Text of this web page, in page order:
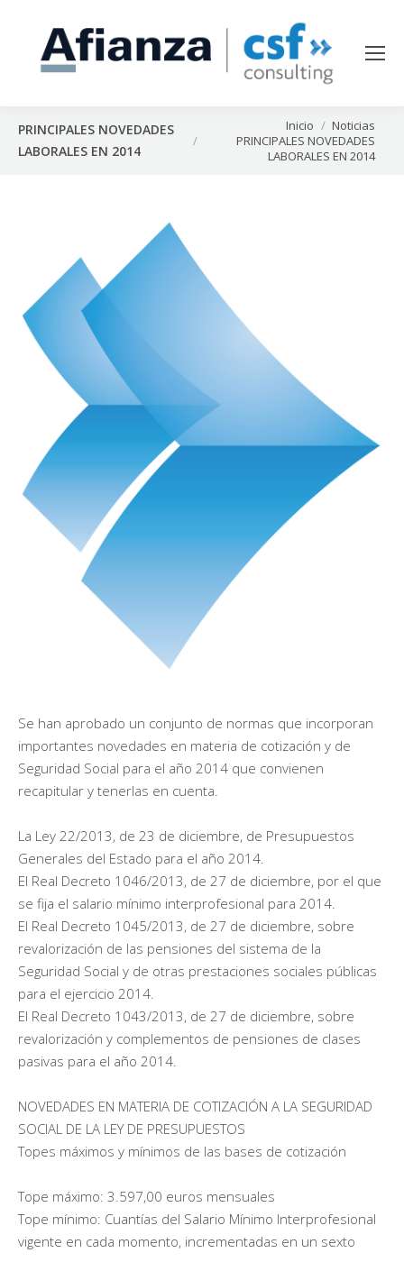
PRINCIPALES NOVEDADES
LABORALES EN 2014
Inicio
Noticias
PRINCIPALES NOVEDADES
LABORALES EN 2014
Se han aprobado un conjunto de normas que incorporan
importantes novedades en materia de cotización y de
Seguridad Social para el año 2014 que convienen
recapitular y tenerlas en cuenta.
La Ley 22/2013, de 23 de diciembre, de Presupuestos
Generales del Estado para el año 2014.
El Real Decreto 1046/2013, de 27 de diciembre, por el que
se fija el salario mínimo interprofesional para 2014.
El Real Decreto 1045/2013, de 27 de diciembre, sobre
revalorización de las pensiones del sistema de la
Seguridad Social y de otras prestaciones sociales públicas
para el ejercicio 2014.
El Real Decreto 1043/2013, de 27 de diciembre, sobre
revalorización y complementos de pensiones de clases
pasivas para el año 2014.
NOVEDADES EN MATERIA DE COTIZACIÓN A LA SEGURIDAD
SOCIAL DE LA LEY DE PRESUPUESTOS
Topes máximos y mínimos de las bases de cotización
Tope máximo: 3.597,00 euros mensuales
Tope mínimo: Cuantías del Salario Mínimo Interprofesional
vigente en cada momento, incrementadas en un sexto